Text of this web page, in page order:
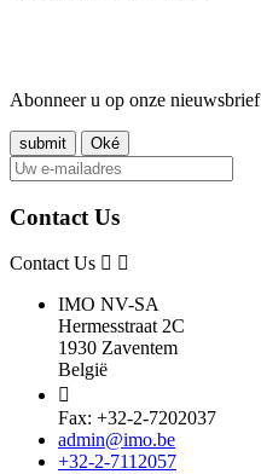
Abonneer u op onze nieuwsbrief
Contact Us
Contact Us
IMO NV-SA
Hermesstraat 2C
1930 Zaventem
België

Fax: +32-2-7202037
admin@imo.be
+32-2-7112057